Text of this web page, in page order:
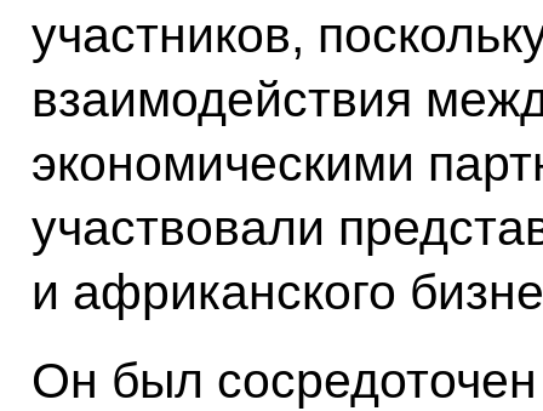
участников,
взаимодействия
экономическими
участвовали
и африканского
Он был